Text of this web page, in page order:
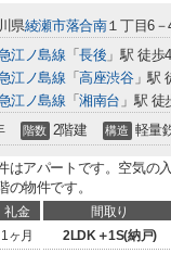
県綾瀬市落合南１丁目6－
江ノ島線 「長後 」駅 徒歩
江ノ島線 「高座渋谷」駅
江ノ島線 「湘南台 」駅 徒
階数 2階建 構造 軽量
はアパートです。空気の
の物件です。
礼金 間取り
1ヶ月 2LDK＋1S(納戸)